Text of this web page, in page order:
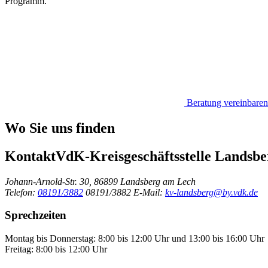
Beratung vereinbaren
Wo Sie uns finden
KontaktVdK-Kreisgeschäftsstelle
Johann-Arnold-Str. 30, 86899 Landsberg am Lech
Telefon: 08191/3882 08191/3882 E-Mail: kv-landsberg@by.vdk.de
Sprechzeiten
Montag bis Donnerstag: 8:00 bis 12:00 Uhr und 13:00 bis 16:00 Uhr
Freitag: 8:00 bis 12:00 Uhr